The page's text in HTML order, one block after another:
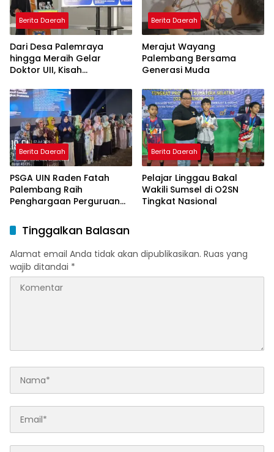
Berita Daerah
Dari Desa Palemraya
hingga Meraih Gelar
Doktor UII, Kisah
Yogyakarta yang Pernah
Menjadi Driver Taksi Online
Berita Daerah
Merajut Wayang
Palembang Bersama
Generasi Muda
Berita Daerah
PSGA UIN Raden Fatah
Palembang Raih
Penghargaan Perguruan
Peringkat Pratama
Berita Daerah
Pelajar Linggau Bakal
Wakili Sumsel di O2SN
Tingkat Nasional
Tinggalkan Balasan
Alamat email Anda tidak akan dipublikasikan. Ruas yang
wajib ditandai *